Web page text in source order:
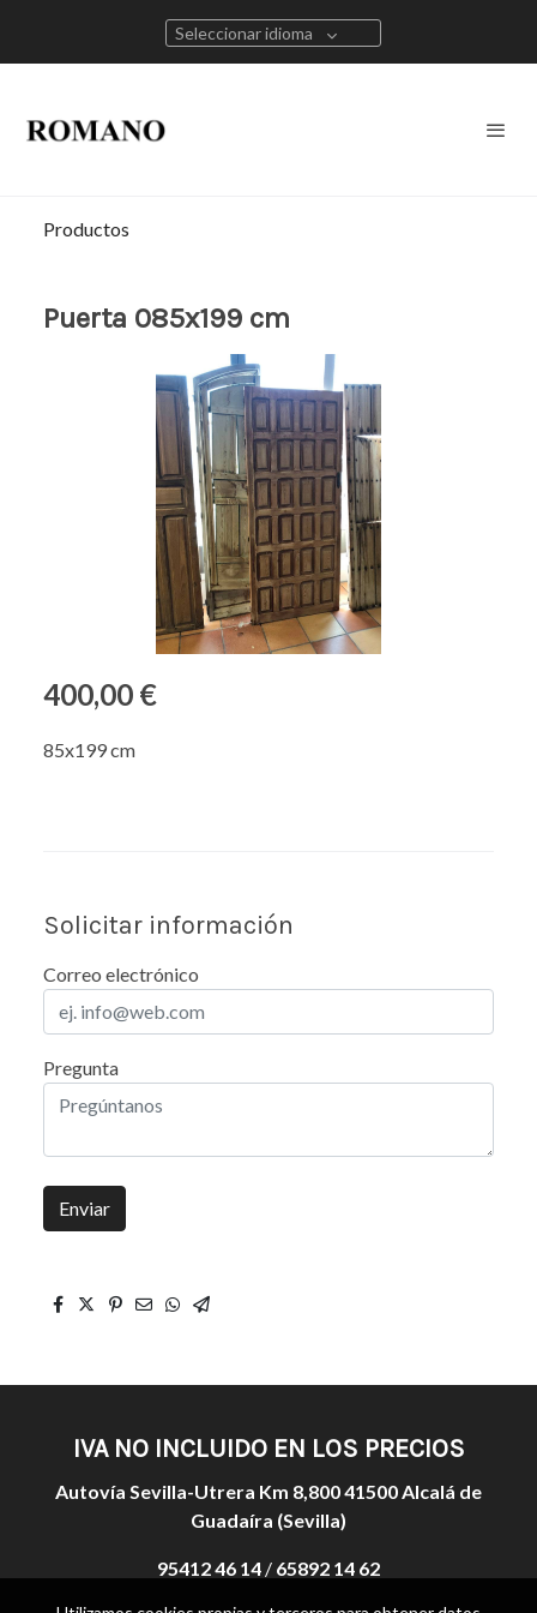
Seleccionar idioma
Productos
Puerta 085x199 cm
400,00 €
85x199 cm
Solicitar información
Correo electrónico
Pregunta
Enviar
IVA NO INCLUIDO EN LOS PRECIOS
Autovía Sevilla-Utrera Km 8,800 41500 Alcalá de
Guadaíra (Sevilla)
95412 46 14 / 65892 14 62